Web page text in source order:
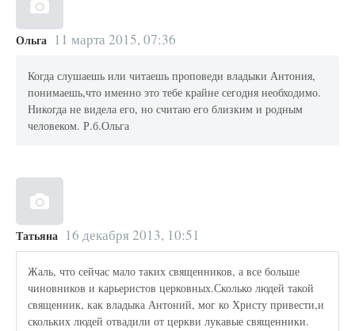
Ольга 11 марта 2015, 07:36
Когда слушаешь или читаешь проповеди владыки Антония,
понимаешь,что именно это тебе крайне сегодня необходимо.
Никогда не видела его, но считаю его близким и родным
человеком. Р.б.Ольга
Татьяна 16 декабря 2013, 10:51
Жаль, что сейчас мало таких священников, а все больше
чиновников и карьеристов церковных.Сколько людей такой
священник, как владыка Антоний, мог ко Христу привести,и
скольких людей отвадили от церкви лукавые священники.